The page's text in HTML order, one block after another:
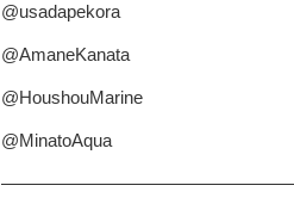
@usadapekora
@AmaneKanata
@HoushouMarine
@MinatoAqua